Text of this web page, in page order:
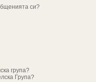
си?
група?
Група?